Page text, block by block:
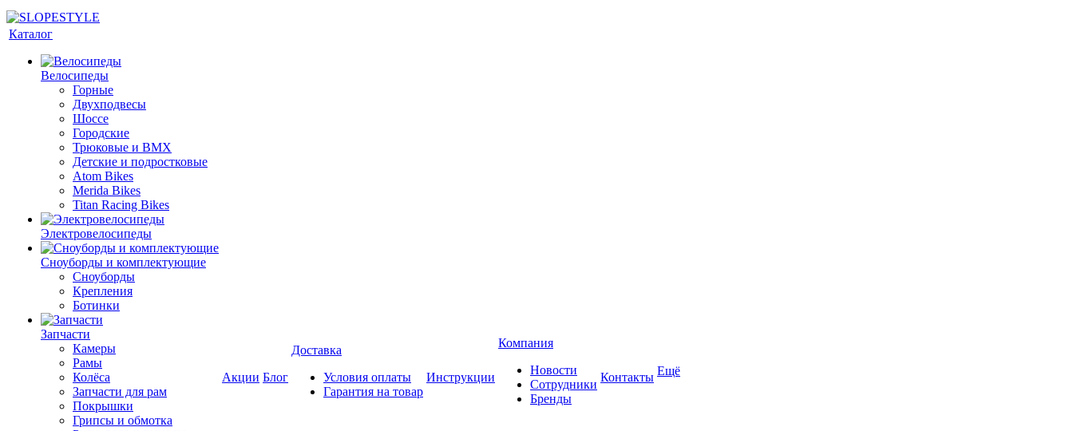
Каталог
Велосипеды
Горные
Двухподвесы
Шоссе
Городские
Трюковые и BMX
Детские и подростковые
Atom Bikes
Merida Bikes
Titan Racing Bikes
Электровелосипеды
Cноуборды и комплектующие
Сноуборды
Крепления
Ботинки
Запчасти
Камеры
Рамы
Колёса
Запчасти для рам
Покрышки
Грипсы и обмотка
Акции Блог
Доставка
Условия оплаты
Гарантия на товар
Инструкции
Компания
Новости
Сотрудники
Бренды
Контакты Ещё